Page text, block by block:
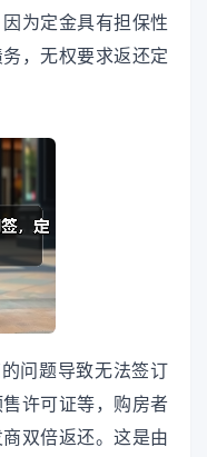
为定金具有担保性
，无权要求返还定
问题导致无法签订
许可证等，购房者
双倍返还。这是由